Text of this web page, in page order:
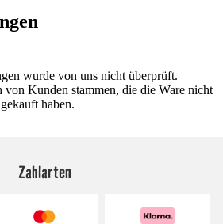
wurde von uns nicht überprüft.
von Kunden stammen, die die Ware nicht
haben.
Zahlarten